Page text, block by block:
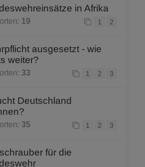
in Afrika
19 1 2
ausgesetzt - wie
weiter?
33 1 2 3
Deutschland
35 1 2 3
für die